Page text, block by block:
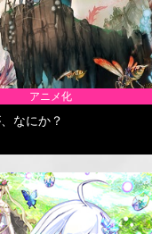
アニメ化
なにか？